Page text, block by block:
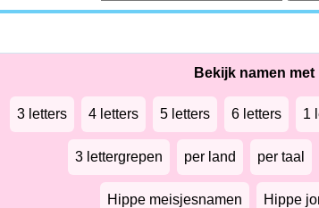
Bekijk namen met
3 letters 4 letters 5 letters 6 letters 1
3 lettergrepen per land per taal
Hippe meisjesnamen Hippe